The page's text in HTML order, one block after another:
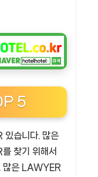
5
있습니다. 많은
찾기 위해서
많은 LAWYER